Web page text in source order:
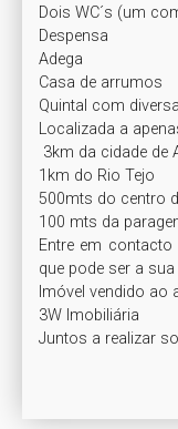
Dois WC´s (um
Despensa
Adega
Casa de arrumos
Quintal com
Localizada a
1km do Rio Tejo
500mts do centro
100 mts da
Entre em
que pode ser a
Imóvel vendido ao
3W Imobiliária
Juntos a realizar